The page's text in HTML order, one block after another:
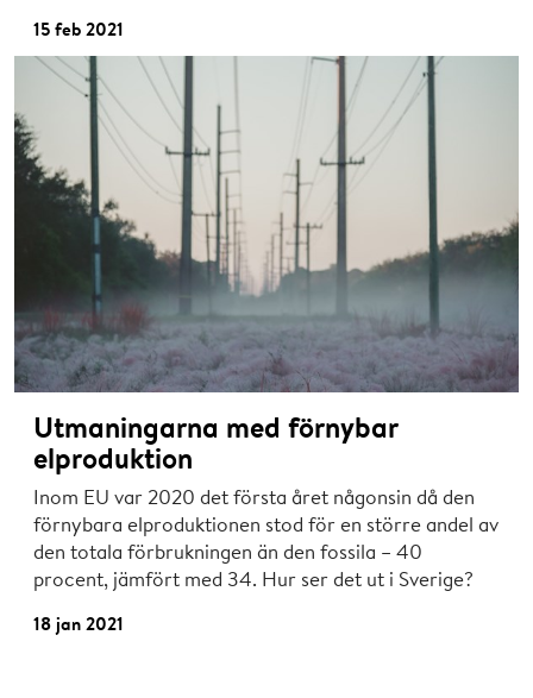
15 feb 2021
Utmaningarna med förnybar
elproduktion
Inom EU var 2020 det första året någonsin då den
förnybara elproduktionen stod för en större andel av
den totala förbrukningen än den fossila – 40
procent, jämfört med 34. Hur ser det ut i Sverige?
18 jan 2021